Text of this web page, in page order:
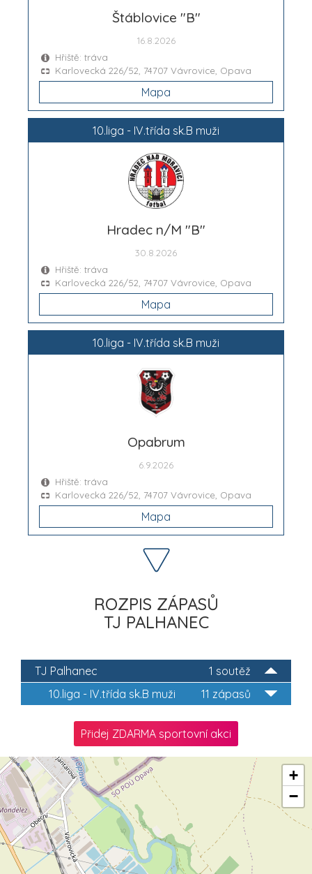
Štáblovice "B"
16.8.2026
Hřiště: tráva
Karlovecká 226/52, 74707 Vávrovice, Opava
Mapa
10.liga - IV.třída sk.B muži
Hradec n/M "B"
30.8.2026
Hřiště: tráva
Karlovecká 226/52, 74707 Vávrovice, Opava
Mapa
10.liga - IV.třída sk.B muži
Opabrum
6.9.2026
Hřiště: tráva
Karlovecká 226/52, 74707 Vávrovice, Opava
Mapa
ROZPIS ZÁPASŮ
TJ PALHANEC
1 soutěž
TJ Palhanec
11 zápasů
10.liga - IV.třída sk.B muži
Přidej ZDARMA sportovní akci
+
−